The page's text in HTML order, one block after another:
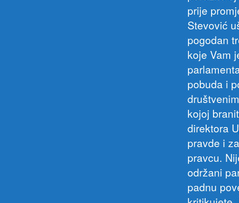
prije
Stevović
pogodan
koje Vam
pobuda i
kojoj
direktora
pravde i
pravcu.
održani
padnu